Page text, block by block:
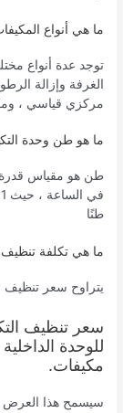
ما هي أنواع
توجد عدة أنواع
الغرفة وإزالة
مركزي قياسي ،
ما هو طن وحدة
طنًا
ما هي تكلفة
يتراوح سعر تنظيف مكيفات
مكيفات.
سيسمح هذا العرض المحدود